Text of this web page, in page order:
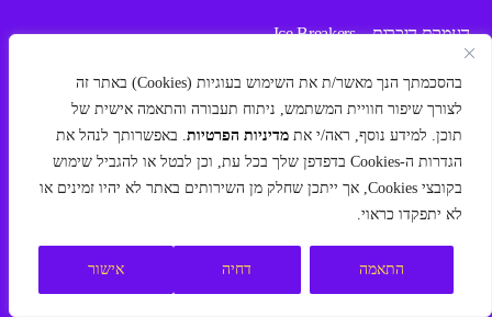
בהסכמתך הנך מאשר/ת את השימוש בעוגיות (Cookies) באתר זה
לצורך שיפור חוויית המשתמש, ניתוח תעבורה והתאמה אישית של
תוכן. למידע נוסף, ראה/י את מדיניות הפרטיות. באפשרותך לנהל את
הגדרות ה-Cookies בדפדפן שלך בכל עת, וכן לבטל או להגביל שימוש
בקובצי Cookies, אך ייתכן שחלק מן השירותים באתר לא יהיו זמינים או
לא יתפקדו כראוי.
התאמה דחיה אישור
העמקת היכרות – Ice Breakers
VR לחיזוק עבודת צוות
כנסים ואירועי ענק
פיתוח חוסן וחיוביות
פעילות גיבוש לצוות קטן
פיתוח ארגוני